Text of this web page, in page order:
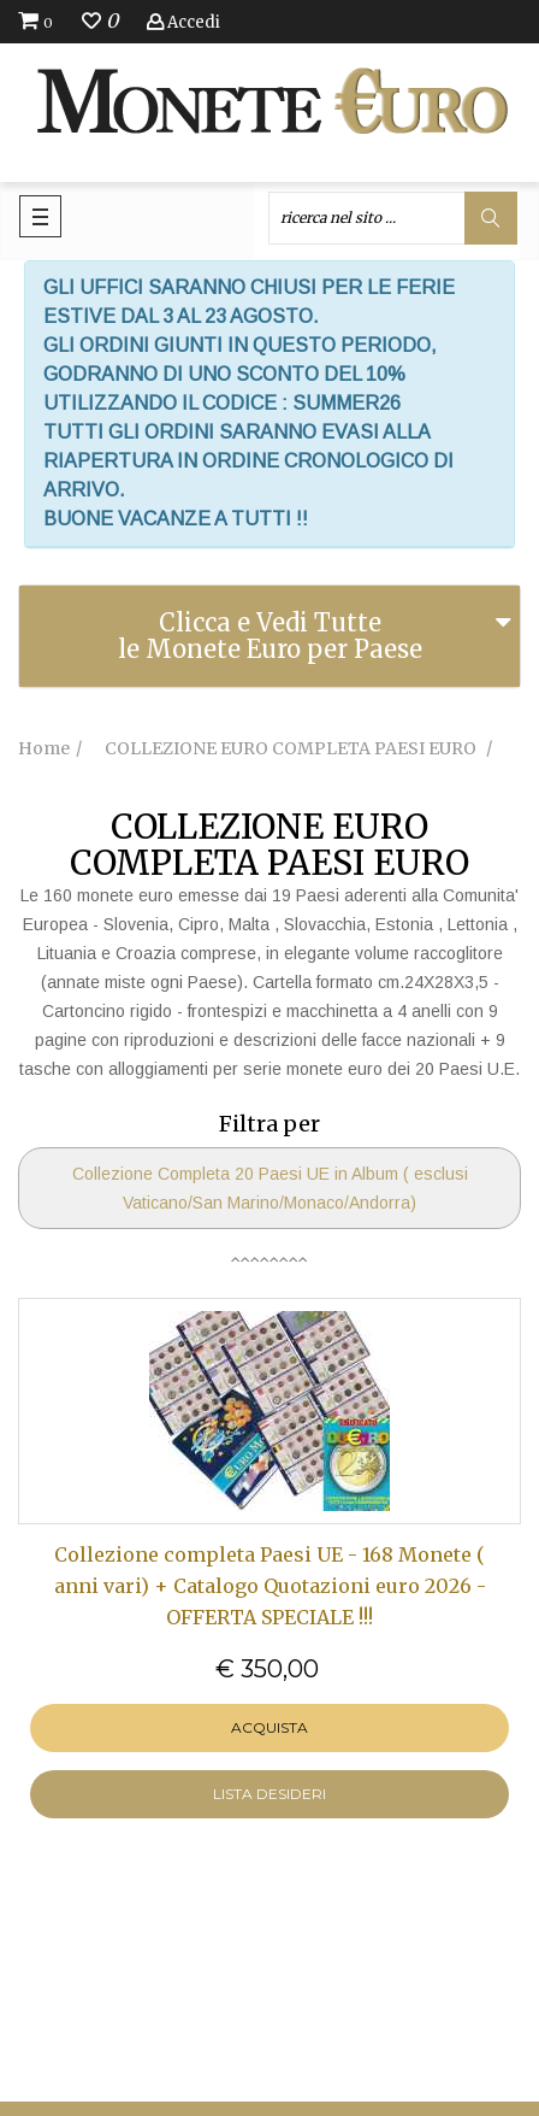
0 0 Accedi
GLI UFFICI SARANNO CHIUSI PER LE FERIE
ESTIVE DAL 3 AL 23 AGOSTO.
GLI ORDINI GIUNTI IN QUESTO PERIODO,
GODRANNO DI UNO SCONTO DEL 10%
UTILIZZANDO IL CODICE : SUMMER26
TUTTI GLI ORDINI SARANNO EVASI ALLA
RIAPERTURA IN ORDINE CRONOLOGICO DI
ARRIVO.
BUONE VACANZE A TUTTI !!
Clicca e Vedi Tutte
le Monete Euro per Paese
Home COLLEZIONE EURO COMPLETA PAESI EURO
COLLEZIONE EURO
COMPLETA PAESI EURO
Le 160 monete euro emesse dai 19 Paesi aderenti alla Comunita'
Europea - Slovenia, Cipro, Malta , Slovacchia, Estonia , Lettonia ,
Lituania e Croazia comprese, in elegante volume raccoglitore
(annate miste ogni Paese). Cartella formato cm.24X28X3,5 -
Cartoncino rigido - frontespizi e macchinetta a 4 anelli con 9
pagine con riproduzioni e descrizioni delle facce nazionali + 9
tasche con alloggiamenti per serie monete euro dei 20 Paesi U.E.
Filtra per
Collezione Completa 20 Paesi UE in Album ( esclusi
Vaticano/San Marino/Monaco/Andorra)
Collezione completa Paesi UE - 168 Monete (
anni vari) + Catalogo Quotazioni euro 2026 -
OFFERTA SPECIALE !!!
€ 350,00
ACQUISTA
LISTA DESIDERI